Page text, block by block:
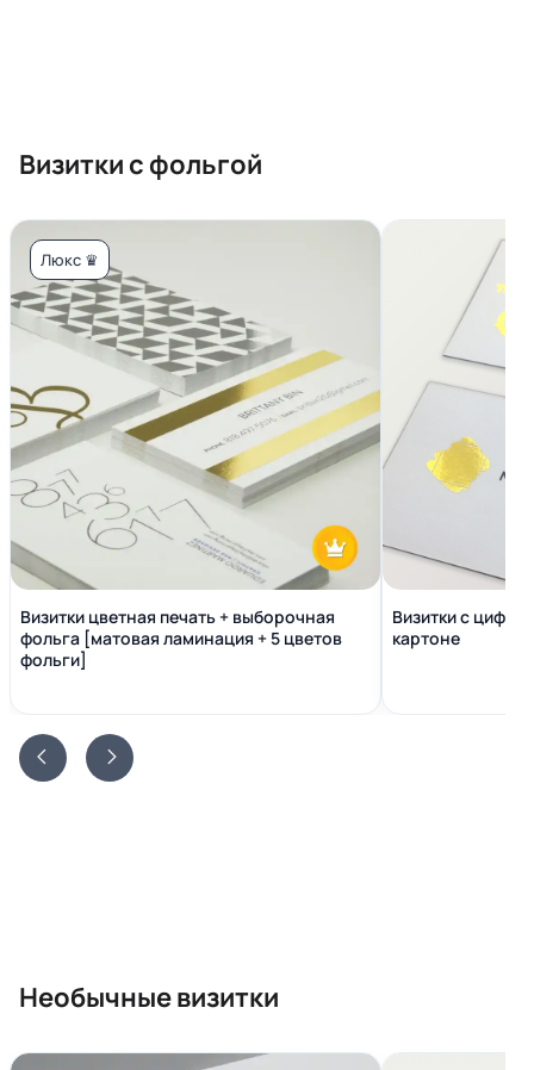
Визитки с фольгой
Люкс ♛
Визитки цветная печать + выборочная
фольга [матовая ламинация + 5 цветов
фольги]
Визитки с
картоне
Необычные визитки